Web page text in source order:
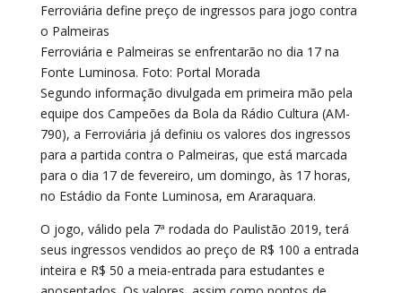
Ferroviária define preço de ingressos para jogo contra
o Palmeiras
Ferroviária e Palmeiras se enfrentarão no dia 17 na
Fonte Luminosa. Foto: Portal Morada
Segundo informação divulgada em primeira mão pela
equipe dos Campeões da Bola da Rádio Cultura (AM-
790), a Ferroviária já definiu os valores dos ingressos
para a partida contra o Palmeiras, que está marcada
para o dia 17 de fevereiro, um domingo, às 17 horas,
no Estádio da Fonte Luminosa, em Araraquara.
O jogo, válido pela 7ª rodada do Paulistão 2019, terá
seus ingressos vendidos ao preço de R$ 100 a entrada
inteira e R$ 50 a meia-entrada para estudantes e